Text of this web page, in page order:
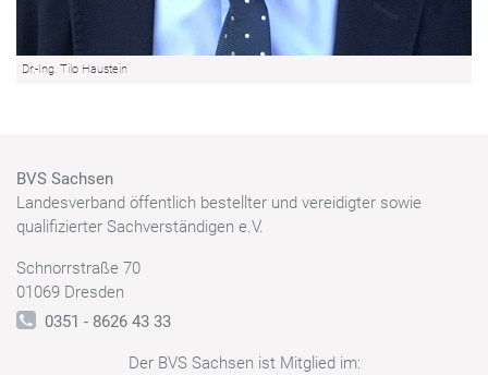
Dr.-Ing. Tilo Haustein
BVS Sachsen
Landesverband öffentlich bestellter und vereidigter sowie
qualifizierter Sachverständigen e.V.
Schnorrstraße 70
01069 Dresden
0351 - 8626 43 33
Der BVS Sachsen ist Mitglied im: